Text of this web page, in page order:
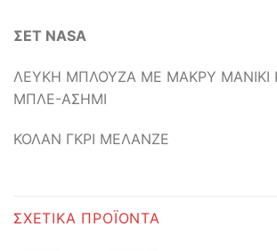
ΣΕΤ NASA
ΛΕΥΚΗ ΜΠΛΟΥΖΑ ΜΕ ΜΑΚΡΥ ΜΑΝΙΚΙ
ΜΠΛΕ-ΑΣΗΜΙ
ΚΟΛΑΝ ΓΚΡΙ ΜΕΛΑΝΖΕ
ΣΧΕΤΙΚΆ ΠΡΟΪΌΝΤΑ